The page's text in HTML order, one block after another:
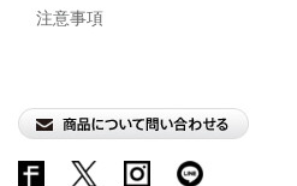
注意事項